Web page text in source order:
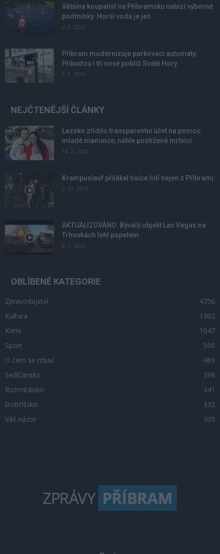
Většina koupališť na Příbramsku nabízí výborné
podmínky. Horší voda je jen...
4. 8. 2026
Příbram modernizuje parkovací automaty.
Přibudou i tři nové poblíž Svaté Hory
3. 8. 2026
NEJČTENĚJŠÍ ČLÁNKY
Lazsko zřídilo transparentní účet na pomoc
mladé mamince, náhle postižené mrtvicí
14. 2. 2023
Krampuslauf přilákal tisíce lidí nejen z Příbrami
2. 12. 2016
AKTUALIZOVÁNO: Bývalý objekt Las Vegas na
Trhovkách lehl popelem
8. 7. 2023
OBLÍBENÉ KATEGORIE
Zpravodajství
4756
Kultura
1302
Krimi
1047
Sport
500
O čem se mluví
469
Sedlčansko
398
Rožmitálsko
341
Dobříšsko
332
Váš názor
305